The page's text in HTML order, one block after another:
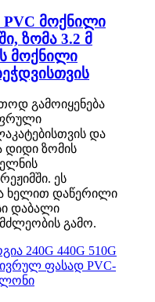
PVC მოქნილი
ზომა 3.2 მ
მოქნილი
გამოიყენება
და
დიდი ზომის
ეს
ხელით დაწერილი
დაბალი
გამო.